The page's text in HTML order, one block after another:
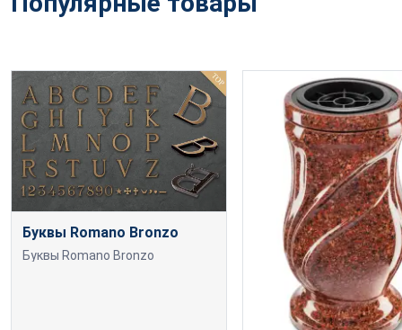
Буквы Romano Bronzo
Буквы Romano Bronzo